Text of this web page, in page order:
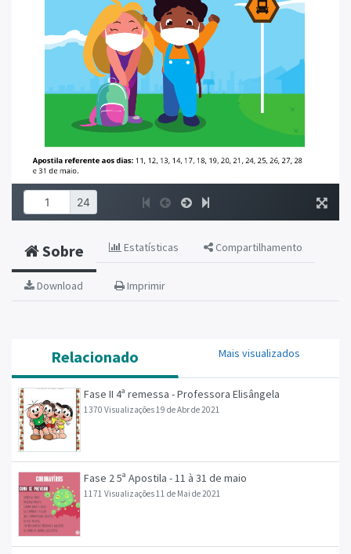
Relacionado Mais visualizados
Fase II 4ª remessa - Professora Elisângela
1370 Visualizações19 de Abr de 2021
Fase 2 5ª Apostila - 11 à 31 de maio
1171 Visualizações11 de Mai de 2021
Sobre Estatísticas Compartilhamento
Download Imprimir